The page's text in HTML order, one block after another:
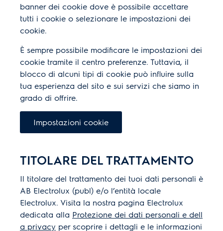
banner dei cookie dove è possibile accettare
tutti i cookie o selezionare le impostazioni dei
cookie.
È sempre possibile modificare le impostazioni dei
cookie tramite il centro preferenze. Tuttavia, il
blocco di alcuni tipi di cookie può influire sulla
tua esperienza del sito e sui servizi che siamo in
grado di offrire.
Impostazioni cookie
TITOLARE DEL TRATTAMENTO
Il titolare del trattamento dei tuoi dati personali è
AB Electrolux (publ) e/o l’entità locale
Electrolux. Visita la nostra pagina Electrolux
dedicata alla Protezione dei dati personali e dell
a privacy per scoprire i dettagli e le informazioni